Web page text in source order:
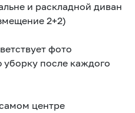
и раскладной диван
2+2)
фото
после каждого
центре